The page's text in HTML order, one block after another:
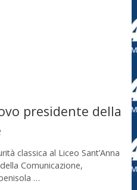
presidente della
classica al Liceo Sant’Anna
Comunicazione,
…